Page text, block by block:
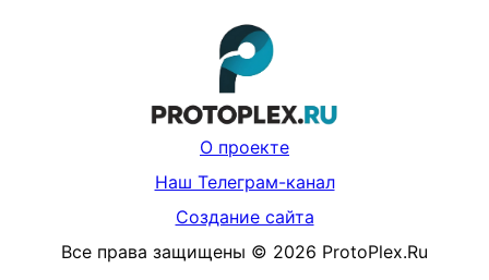
О проекте
Наш Телеграм-канал
Создание сайта
Все права защищены © 2026 ProtoPlex.Ru